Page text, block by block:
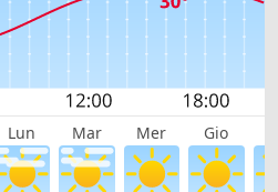
Lun Mar Mer Gio